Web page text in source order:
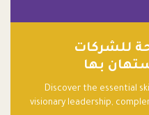
للشركات
بها
Discover the essential
visionary leadership,